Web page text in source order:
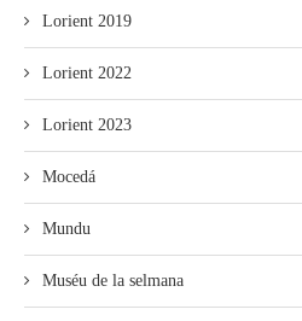
Lorient 2019
Lorient 2022
Lorient 2023
Mocedá
Mundu
Muséu de la selmana